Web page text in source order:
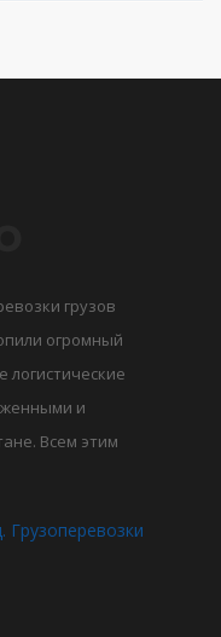
грузов
огромный
и
Всем этим
Грузоперевозки